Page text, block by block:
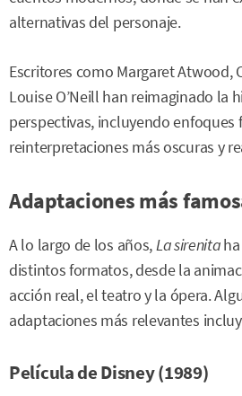
alternativas del personaje.
Escritores como Margaret Atwood,
Louise O’Neill han reimaginado la
perspectivas, incluyendo enfoques
reinterpretaciones más oscuras y
Adaptaciones más
A lo largo de los años,La sirenita
distintos formatos, desde la
acción real, el teatro y la ópera.
adaptaciones más relevantes
Película de Disney (1989)